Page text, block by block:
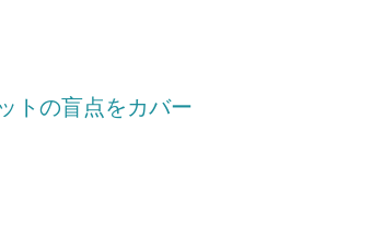
トの盲点をカバー